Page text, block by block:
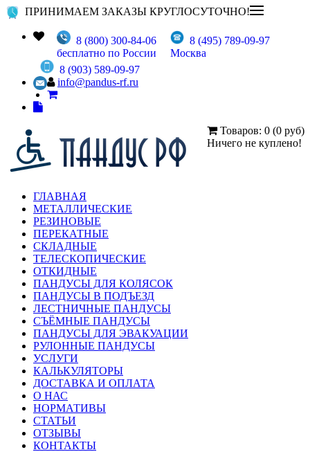
ПРИНИМАЕМ ЗАКАЗЫ КРУГЛОСУТОЧНО!
8 (800) 300-84-06
бесплатно по России
8 (495) 789-09-97
Москва
8 (903) 589-09-97
info@pandus-rf.ru
Товаров: 0 (0 руб)
Ничего не куплено!
ГЛАВНАЯ
МЕТАЛЛИЧЕСКИЕ
РЕЗИНОВЫЕ
ПЕРЕКАТНЫЕ
СКЛАДНЫЕ
ТЕЛЕСКОПИЧЕСКИЕ
ОТКИДНЫЕ
ПАНДУСЫ ДЛЯ КОЛЯСОК
ПАНДУСЫ В ПОДЪЕЗД
ЛЕСТНИЧНЫЕ ПАНДУСЫ
СЪЁМНЫЕ ПАНДУСЫ
ПАНДУСЫ ДЛЯ ЭВАКУАЦИИ
РУЛОННЫЕ ПАНДУСЫ
УСЛУГИ
КАЛЬКУЛЯТОРЫ
ДОСТАВКА И ОПЛАТА
О НАС
НОРМАТИВЫ
СТАТЬИ
ОТЗЫВЫ
КОНТАКТЫ